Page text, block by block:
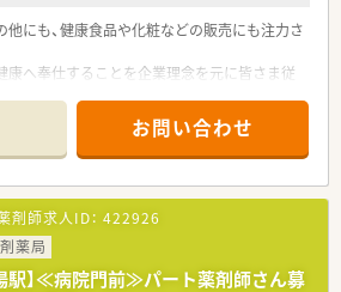
にも、健康食品や化粧などの販売にも注力さ
へ奉仕することを企業理念を元に皆さま従
お問い合わせ
剤師求人ID： 422926
薬局
駅】≪病院門前≫パート薬剤師さん募